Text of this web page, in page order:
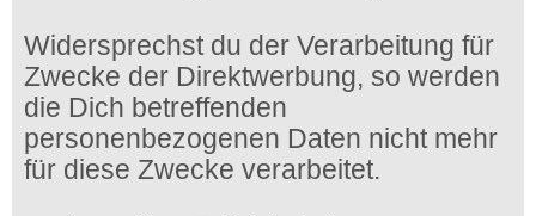
Widersprechst du der Verarbeitung für
Zwecke der Direktwerbung, so werden
die Dich betreffenden
personenbezogenen Daten nicht mehr
für diese Zwecke verarbeitet.